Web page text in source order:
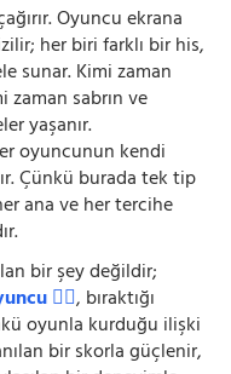
Oyuncu ekrana
her biri farklı bir his,
sunar. Kimi zaman
zaman sabrın ve
yaşanır.
oyuncunun kendi
Çünkü burada tek tip
ana ve her tercihe
bir şey değildir;
🧍‍♂️, bıraktığı
oyunla kurduğu ilişki
bir skorla güçlenir,